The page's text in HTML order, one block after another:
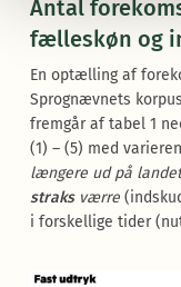
Antal
fælleskøn og
En optælling af
Sprognævnets
fremgår af tabel 1
(1) – (5) med
længere ud på
straksværre
i forskellige tider